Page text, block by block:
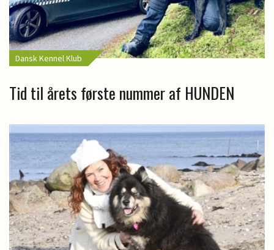
Dansk Kennel Klub
Tid til årets første nummer af HUNDEN